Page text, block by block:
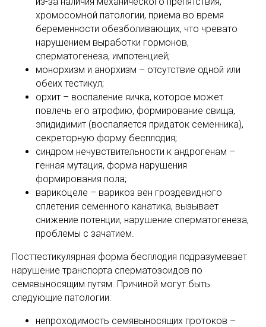
хромосомной патологии, приема во время
беременности обезболивающих, что чревато
нарушением выработки гормонов,
сперматогенеза, импотенцией;
монорхизм и анорхизм – отсутствие одной или
обеих тестикул;
орхит – воспаление яичка, которое может
повлечь его атрофию, формирование свища,
эпидидимит (воспаляется придаток семенника),
секреторную форму бесплодия;
синдром нечувствительности к андрогенам –
генная мутация, форма нарушения
формирования пола;
варикоцеле – варикоз вен гроздевидного
сплетения семенного канатика, вызывает
снижение потенции, нарушение сперматогенеза,
проблемы с зачатием.
Посттестикулярная форма бесплодия подразумевает
нарушение транспорта сперматозоидов по
семявыносящим путям. Причиной могут быть
следующие патологии:
непроходимость семявыносящих протоков –